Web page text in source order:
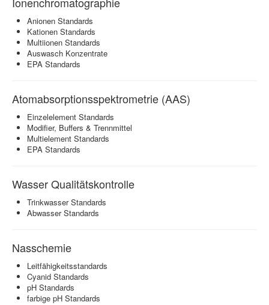
Anionen Standards
Kationen Standards
Multiionen Standards
Auswasch Konzentrate
EPA Standards
Atomabsorptionsspektrometrie (AAS)
Einzelelement Standards
Modifier, Buffers & Trennmittel
Multielement Standards
EPA Standards
Wasser Qualitätskontrolle
Trinkwasser Standards
Abwasser Standards
Nasschemie
Leitfähigkeitsstandards
Cyanid Standards
pH Standards
farbige pH Standards